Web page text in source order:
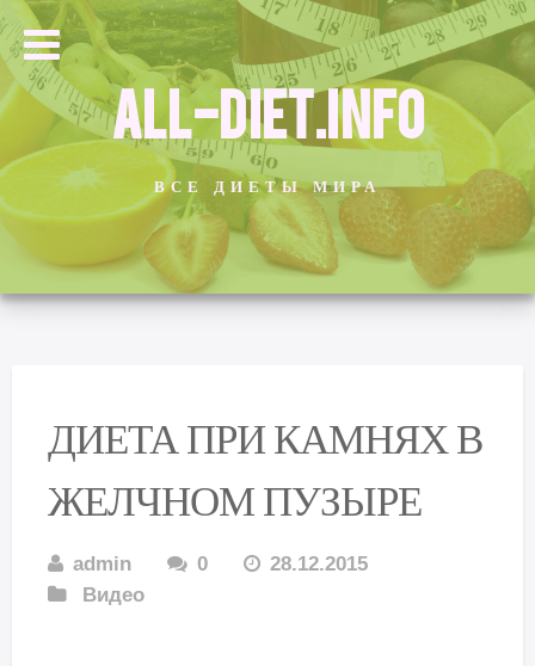
ALL-DIET.INFO
ВСЕ ДИЕТЫ МИРА
ДИЕТА ПРИ КАМНЯХ В
ЖЕЛЧНОМ ПУЗЫРЕ
admin 0
28.12.2015
Видео